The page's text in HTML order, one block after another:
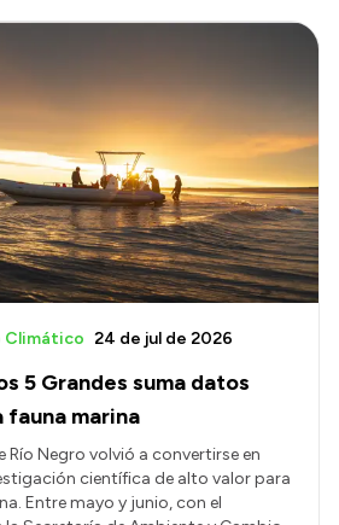
5 Grandes suma datos
marina
Climático 24 de jul de 2026
Negro volvió a convertirse en
científica de alto valor para
Entre mayo y junio, con el